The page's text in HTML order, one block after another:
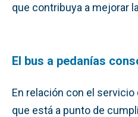
que contribuya a mejorar
El bus a pedanías
En relación con el
que está a punto de